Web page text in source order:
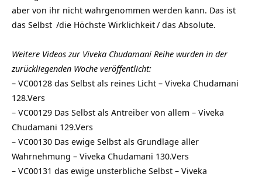
aber von ihr nicht wahrgenommen werden kann. Das ist
das Selbst /die Höchste Wirklichkeit/ das Absolute.
Weitere Videos zur Viveka Chudamani Reihe wurden in der
zurückliegenden Woche veröffentlicht:
– VC00128 das Selbst als reines Licht – Viveka Chudamani
128.Vers
– VC00129 Das Selbst als Antreiber von allem – Viveka
Chudamani 129.Vers
– VC00130 Das ewige Selbst als Grundlage aller
Wahrnehmung – Viveka Chudamani 130.Vers
– VC00131 das ewige unsterbliche Selbst – Viveka